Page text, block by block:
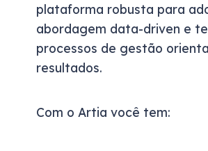
plataforma robusta para
abordagem data-driven e
processos de gestão
resultados.
Com o Artia você tem: